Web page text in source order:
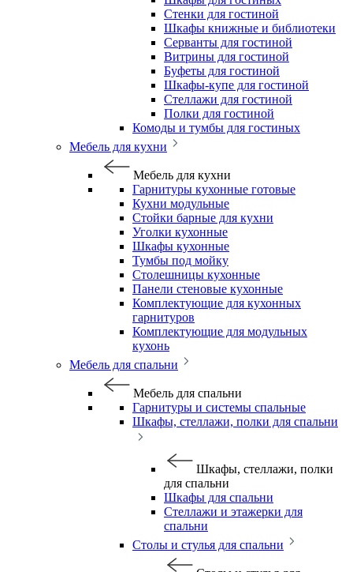
Стенки для гостиной
Шкафы книжные и библиотеки
Серванты для гостиной
Витрины для гостиной
Буфеты для гостиной
Шкафы-купе для гостиной
Стеллажи для гостиной
Полки для гостиной
Комоды и тумбы для гостиных
Мебель для кухни
Мебель для кухни
Гарнитуры кухонные готовые
Кухни модульные
Стойки барные для кухни
Уголки кухонные
Шкафы кухонные
Тумбы под мойку
Столешницы кухонные
Панели стеновые кухонные
Комплектующие для кухонных
гарнитуров
Комплектующие для модульных
кухонь
Мебель для спальни
Мебель для спальни
Гарнитуры и системы спальные
Шкафы, стеллажи, полки для спальни
Шкафы, стеллажи, полки
для спальни
Шкафы для спальни
Стеллажи и этажерки для
спальни
Столы и стулья для спальни